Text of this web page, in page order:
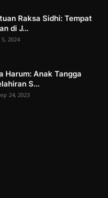
Raksa Sidhi: Tempat
di J...
2024
Harum: Anak Tangga
S...
24, 2023